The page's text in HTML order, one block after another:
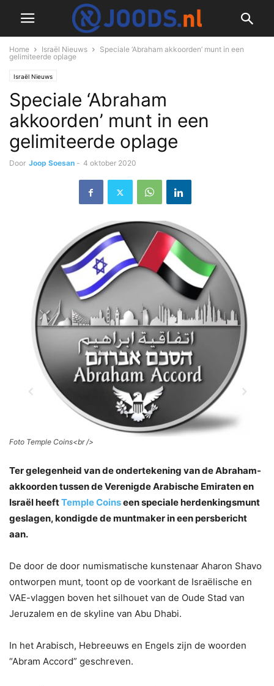
Home Israël Nieuws
Speciale ‘Abraham akkoorden’ munt in een
gelimiteerde oplage
Israël Nieuws
Speciale ‘Abraham
akkoorden’ munt in een
gelimiteerde oplage
Door Joop Soesan - 4 oktober 2020
Foto Temple Coins<br />
Ter gelegenheid van de ondertekening van de Abraham-
akkoorden tussen de Verenigde Arabische Emiraten en
Israël heeftTemple Coinseen speciale herdenkingsmunt
geslagen, kondigde de muntmaker in een persbericht
aan.
De door de door numismatische kunstenaar Aharon Shavo
ontworpen munt, toont op de voorkant de Israëlische en
VAE-vlaggen boven het silhouet van de Oude Stad van
Jeruzalem en de skyline van Abu Dhabi.
In het Arabisch, Hebreeuws en Engels zijn de woorden
“Abram Accord” geschreven.